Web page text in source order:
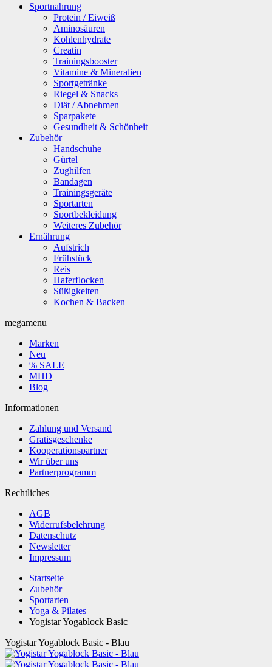
Sportnahrung
Protein / Eiweiß
Aminosäuren
Kohlenhydrate
Creatin
Trainingsbooster
Vitamine & Mineralien
Sportgetränke
Riegel & Snacks
Diät / Abnehmen
Sparpakete
Gesundheit & Schönheit
Zubehör
Handschuhe
Gürtel
Zughilfen
Bandagen
Trainingsgeräte
Sportarten
Sportbekleidung
Weiteres Zubehör
Ernährung
Aufstrich
Frühstück
Reis
Haferflocken
Süßigkeiten
Kochen & Backen
megamenu
Marken
Neu
% SALE
MHD
Blog
Informationen
Zahlung und Versand
Gratisgeschenke
Kooperationspartner
Wir über uns
Partnerprogramm
Rechtliches
AGB
Widerrufsbelehrung
Datenschutz
Newsletter
Impressum
Startseite
Zubehör
Sportarten
Yoga & Pilates
Yogistar Yogablock Basic
Yogistar Yogablock Basic - Blau